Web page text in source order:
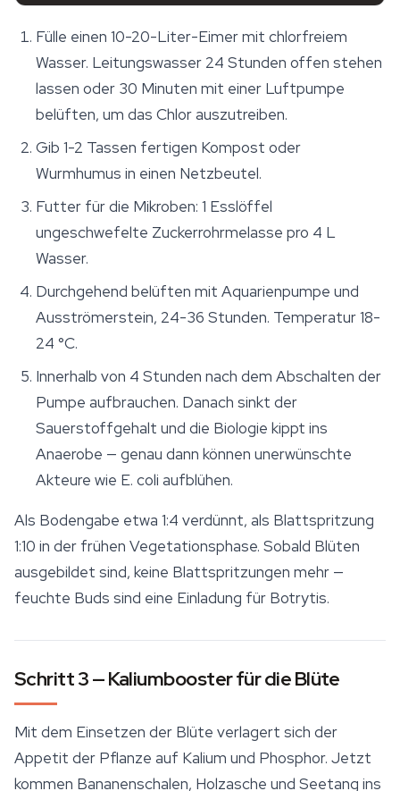
Fülle einen 10-20-Liter-Eimer mit chlorfreiem
Wasser. Leitungswasser 24 Stunden offen stehen
lassen oder 30 Minuten mit einer Luftpumpe
belüften, um das Chlor auszutreiben.
Gib 1-2 Tassen fertigen Kompost oder
Wurmhumus in einen Netzbeutel.
Futter für die Mikroben: 1 Esslöffel
ungeschwefelte Zuckerrohrmelasse pro 4 L
Wasser.
Durchgehend belüften mit Aquarienpumpe und
Ausströmerstein, 24-36 Stunden. Temperatur 18-
24 °C.
Innerhalb von 4 Stunden nach dem Abschalten der
Pumpe aufbrauchen. Danach sinkt der
Sauerstoffgehalt und die Biologie kippt ins
Anaerobe — genau dann können unerwünschte
Akteure wie E. coli aufblühen.
Als Bodengabe etwa 1:4 verdünnt, als Blattspritzung
1:10 in der frühen Vegetationsphase. Sobald Blüten
ausgebildet sind, keine Blattspritzungen mehr —
feuchte Buds sind eine Einladung für Botrytis.
Schritt 3 — Kaliumbooster für die Blüte
Mit dem Einsetzen der Blüte verlagert sich der
Appetit der Pflanze auf Kalium und Phosphor. Jetzt
kommen Bananenschalen, Holzasche und Seetang ins